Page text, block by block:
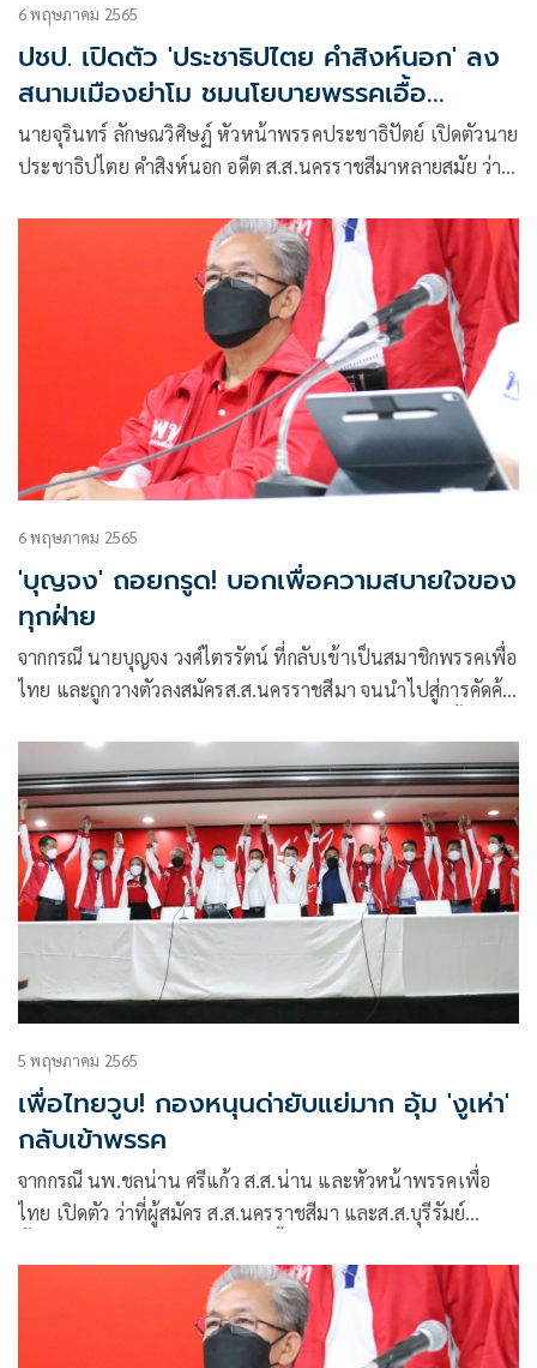
6 พฤษภาคม 2565
ปชป. เปิดตัว 'ประชาธิปไตย คำสิงห์นอก' ลง
สนามเมืองย่าโม ชมนโยบายพรรคเอื้อ
เกษตรกร
นายจุรินทร์ ลักษณวิศิษฏ์ หัวหน้าพรรคประชาธิปัตย์ เปิดตัวนาย
ประชาธิปไตย คำสิงห์นอก อดีต ส.ส.นครราชสีมาหลายสมัย ว่า
แล้ว ในตำแหน่งคณะที่ปรึกษารัฐมนตรีว่าการกระทรวงเกษตร
6 พฤษภาคม 2565
'บุญจง' ถอยกรูด! บอกเพื่อความสบายใจของ
ทุกฝ่าย
จากกรณี นายบุญจง วงศ์ไตรรัตน์ ที่กลับเข้าเป็นสมาชิกพรรคเพื่อ
ไทย และถูกวางตัวลงสมัครส.ส.นครราชสีมา จนนำไปสู่การคัดค้า
5 พฤษภาคม 2565
เพื่อไทยวูบ! กองหนุนด่ายับแย่มาก อุ้ม 'งูเห่า'
กลับเข้าพรรค
จากกรณี นพ.ชลน่าน ศรีแก้ว ส.ส.น่าน และหัวหน้าพรรคเพื่อ
ไทย เปิดตัว ว่าที่ผู้สมัคร ส.ส.นครราชสีมา และส.ส.บุรีรัมย์